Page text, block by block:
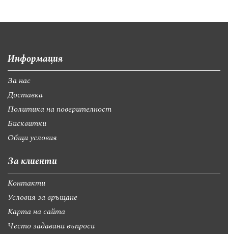
Информация
За нас
Доставка
Политика на поверителност
Бисквитки
Общи условия
За клиенти
Контакти
Условия за връщане
Карта на сайта
Често задавани въпроси